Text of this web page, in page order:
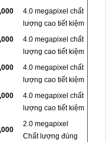
4.0 megapixel chất
lượng cao tiết kiệm
4.0 megapixel chất
lượng cao tiết kiệm
4.0 megapixel chất
lượng cao tiết kiệm
4.0 megapixel chất
lượng cao tiết kiệm
2.0 megapixel
Chất lượng đúng